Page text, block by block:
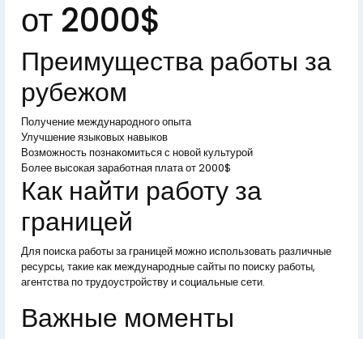
от 2000$
Преимущества работы за
рубежом
Получение международного опыта
Улучшение языковых навыков
Возможность познакомиться с новой культурой
Более высокая заработная плата от 2000$
Как найти работу за
границей
Для поиска работы за границей можно использовать различные
ресурсы, такие как международные сайты по поиску работы,
агентства по трудоустройству и социальные сети.
Важные моменты